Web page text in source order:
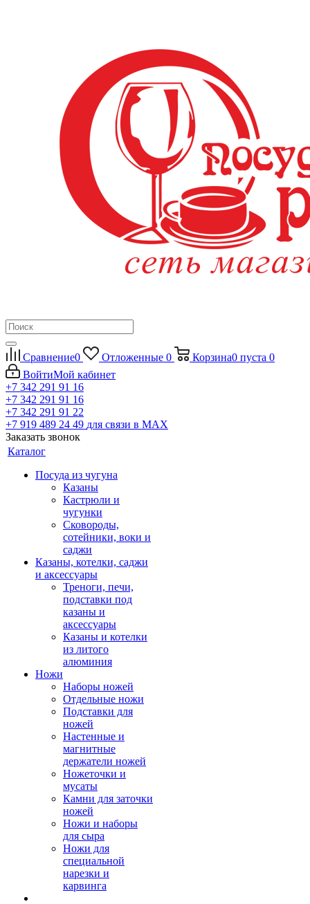
Сравнение0 Отложенные 0 Корзина0 пуста 0
ВойтиМой кабинет
+7 342 291 91 16
+7 342 291 91 16
+7 342 291 91 22
+7 919 489 24 49 для связи в МАХ
Заказать звонок
Каталог
Посуда из чугуна
Казаны
Кастрюли и
чугунки
Сковороды,
сотейники, воки и
саджи
Казаны, котелки, саджи
и аксессуары
Треноги, печи,
подставки под
казаны и
аксессуары
Казаны и котелки
из литого
алюминия
Ножи
Наборы ножей
Отдельные ножи
Подставки для
ножей
Настенные и
магнитные
держатели ножей
Ножеточки и
мусаты
Камни для заточки
ножей
Ножи и наборы
для сыра
Ножи для
специальной
нарезки и
карвинга